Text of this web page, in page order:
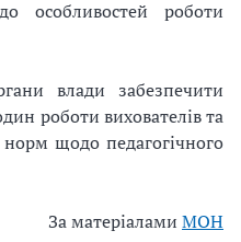
особливостей роботи
влади забезпечити
роботи вихователів та
щодо педагогічного
За матеріалами МОН